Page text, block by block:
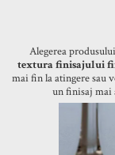
Alegerea
textura finisajului
mai fin la atingere sau
un finisaj mai